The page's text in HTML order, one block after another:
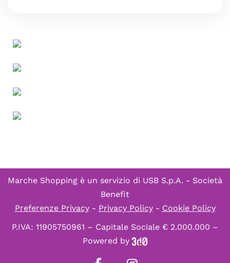
Marche Shopping è un servizio di USB S.p.A. - Società
Benefit
Preferenze Privacy- Privacy Policy- Cookie Policy
P.IVA: 11905750961 – Capitale Sociale € 2.000.000 –
Powered by